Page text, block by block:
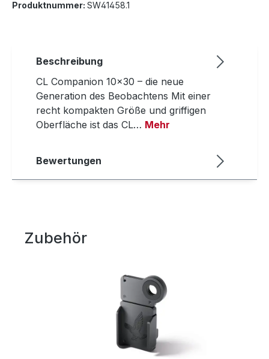
Produktnummer: SW41458.1
Beschreibung
CL Companion 10x30 – die neue
Generation des Beobachtens Mit einer
recht kompakten Größe und griffigen
Oberfläche ist das CL… Mehr
Bewertungen
Produktgalerie überspringen
Zubehör